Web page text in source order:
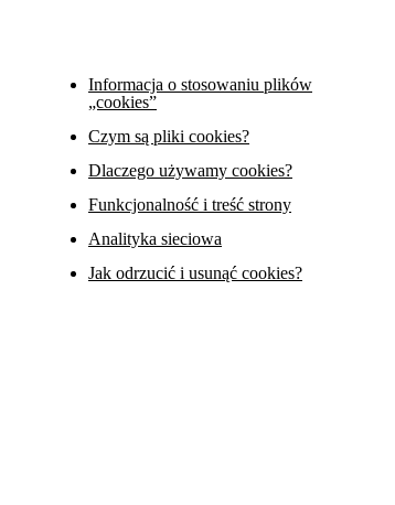
Informacja o stosowaniu plików
„cookies”
Czym są pliki cookies?
Dlaczego używamy cookies?
Funkcjonalność i treść strony
Analityka sieciowa
Jak odrzucić i usunąć cookies?